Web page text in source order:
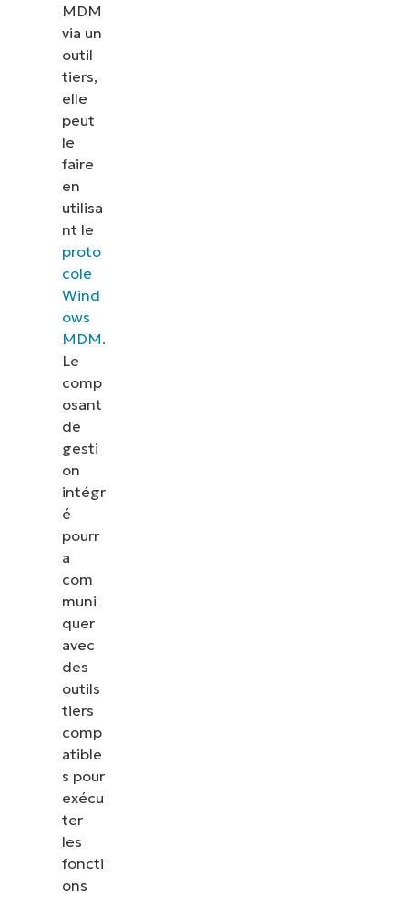
MDM
via un
outil
tiers,
elle
peut
le
faire
en
utilisa
nt le
proto
cole
Wind
ows
MDM.
Le
comp
osant
de
gesti
on
intégr
é
pourr
a
com
muni
quer
avec
des
outils
tiers
comp
atible
s pour
exécu
ter
les
foncti
ons